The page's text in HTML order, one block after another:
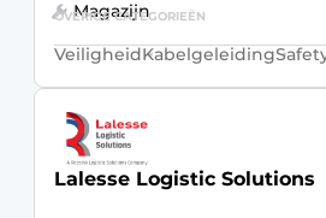
Magazijn
OVERIGE CATEGORIEËN
VeiligheidKabelgeleiding
Lalesse Logistic Solutions